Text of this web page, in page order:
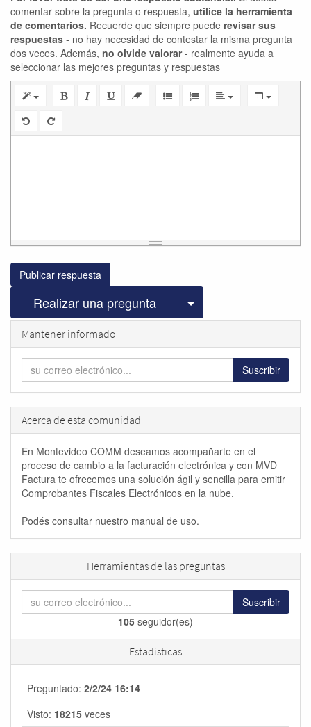
comentar sobre la pregunta o respuesta, utilice la herramienta
de comentarios. Recuerde que siempre puede revisar sus
respuestas - no hay necesidad de contestar la misma pregunta
dos veces. Además, no olvide valorar- realmente ayuda a
seleccionar las mejores preguntas y respuestas
Publicar respuesta
Realizar una pregunta Seleccionar
Mantener informado
Suscribir
Acerca de esta comunidad
En Montevideo COMM deseamos acompañarte en el
proceso de cambio a la facturación electrónica y con MVD
Factura te ofrecemos una solución ágil y sencilla para emitir
Comprobantes Fiscales Electrónicos en la nube.
Podés consultar nuestro manual de uso.
Herramientas de las preguntas
Suscribir
105 seguidor(es)
Estadísticas
Preguntado: 2/2/24 16:14
Visto: 18215 veces